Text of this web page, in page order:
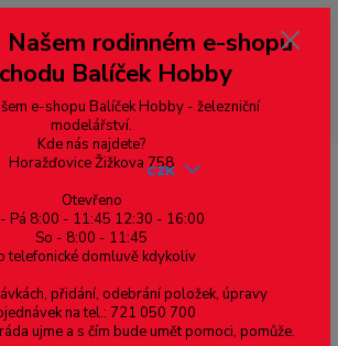
a jiných zemí, pokud chcete platit v eurech
euro 💶 pro přepočet měny - pravý horní roh ---
důvodu zásilku nevyzvednete, bude po
s opětovnou platbou za poštovné, v opačném
a účet přidán na blacklist a rušeny následující
objednávky.
Menu
CZK
rodinném e-shopu
Balíček Hobby
e-shopu Balíček Hobby - železniční
modelářství.
Kde nás najdete?
Horažďovice Žižkova 758
Otevřeno
Pá 8:00 - 11:45 12:30 - 16:00
So - 8:00 - 11:45
telefonické domluvě kdykoliv
přidání, odebrání položek, úpravy
na tel.: 721 050 700
ujme a s čím bude umět pomoci, pomůže.